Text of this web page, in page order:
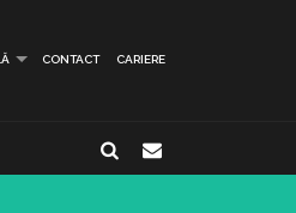
CONTACT CARIERE